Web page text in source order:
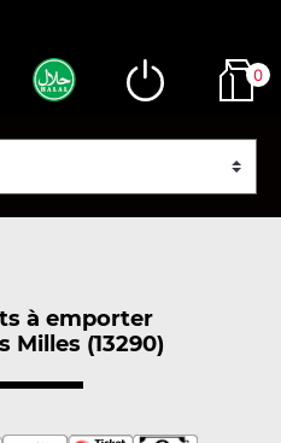
0
à emporter
Milles (13290)